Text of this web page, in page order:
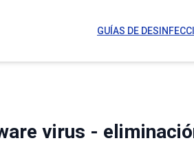
GUÍAS DE
virus -